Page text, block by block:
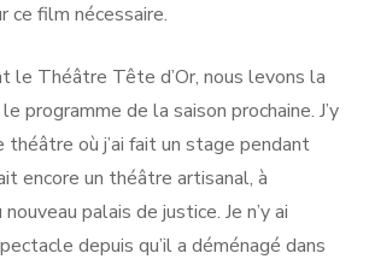
ce film nécessaire.
le Théâtre Tête d’Or, nous levons la
programme de la saison prochaine. J’y
théâtre où j’ai fait un stage pendant
encore un théâtre artisanal, à
palais de justice. Je n’y ai
depuis qu’il a déménagé dans